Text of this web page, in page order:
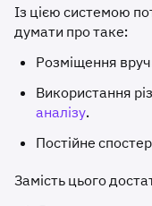
Із цією системою
думати про таке:
Розміщення
Використання
аналізу.
Постійне
Замість цього